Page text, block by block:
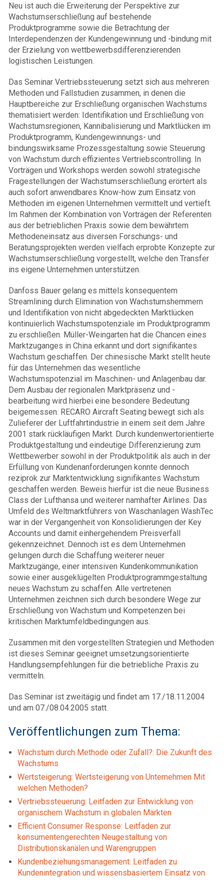
Neu ist auch die Erweiterung der Perspektive zur
Wachstumserschließung auf bestehende
Produktprogramme sowie die Betrachtung der
Interdependenzen der Kundengewinnung und -bindung mit
der Erzielung von wettbewerbsdifferenzierenden
logistischen Leistungen.
Das Seminar Vertriebssteuerung setzt sich aus mehreren
Methoden und Fallstudien zusammen, in denen die
Hauptbereiche zur Erschließung organischen Wachstums
thematisiert werden: Identifikation und Erschließung von
Wachstumsregionen, Kannibalisierung und Marktlücken im
Produktprogramm, Kundengewinnungs- und
bindungswirksame Prozessgestaltung sowie Steuerung
von Wachstum durch effizientes Vertriebscontrolling. In
Vorträgen und Workshops werden sowohl strategische
Fragestellungen der Wachstumserschließung erörtert als
auch sofort anwendbares Know-how zum Einsatz von
Methoden im eigenen Unternehmen vermittelt und vertieft.
Im Rahmen der Kombination von Vorträgen der Referenten
aus der betrieblichen Praxis sowie dem bewährtem
Methodeneinsatz aus diversen Forschungs- und
Beratungsprojekten werden vielfach erprobte Konzepte zur
Wachstumserschließung vorgestellt, welche den Transfer
ins eigene Unternehmen unterstützen.
Danfoss Bauer gelang es mittels konsequentem
Streamlining durch Elimination von Wachstumshemmern
und Identifikation von nicht abgedeckten Marktlücken
kontinuierlich Wachstumspotenziale im Produktprogramm
zu erschließen. Müller-Weingarten hat die Chancen eines
Marktzuganges in China erkannt und dort signifikantes
Wachstum geschaffen. Der chinesische Markt stellt heute
für das Unternehmen das wesentliche
Wachstumspotenzial im Maschinen- und Anlagenbau dar.
Dem Ausbau der regionalen Marktpräsenz und -
bearbeitung wird hierbei eine besondere Bedeutung
beigemessen. RECARO Aircraft Seating bewegt sich als
Zulieferer der Luftfahrtindustrie in einem seit dem Jahre
2001 stark rückläufigen Markt. Durch kundenwertorientierte
Produktgestaltung und eindeutige Differenzierung zum
Wettbewerber sowohl in der Produktpolitik als auch in der
Erfüllung von Kundenanforderungen konnte dennoch
reziprok zur Marktentwicklung signifikantes Wachstum
geschaffen werden. Beweis hierfür ist die neue Business
Class der Lufthansa und weiterer namhafter Airlines. Das
Umfeld des Weltmarktführers von Waschanlagen WashTec
war in der Vergangenheit von Konsolidierungen der Key
Accounts und damit einhergehendem Preisverfall
gekennzeichnet. Dennoch ist es dem Unternehmen
gelungen durch die Schaffung weiterer neuer
Marktzugänge, einer intensiven Kundenkommunikation
sowie einer ausgeklügelten Produktprogrammgestaltung
neues Wachstum zu schaffen. Alle vertretenen
Unternehmen zeichnen sich durch besondere Wege zur
Erschließung von Wachstum und Kompetenzen bei
kritischen Marktumfeldbedingungen aus.
Zusammen mit den vorgestellten Strategien und Methoden
ist dieses Seminar geeignet umsetzungsorientierte
Handlungsempfehlungen für die betriebliche Praxis zu
vermitteln.
Das Seminar ist zweitägig und findet am 17./18.11.2004
und am 07./08.04.2005 statt.
Veröffentlichungen zum Thema:
Wachstum durch Methode oder Zufall?: Die Zukunft des
Wachstums
Wertsteigerung: Wertsteigerung von Unternehmen Mit
welchen Methoden?
Vertriebssteuerung: Leitfaden zur Entwicklung von
organischem Wachstum in globalen Märkten
Efficient Consumer Response: Leitfaden zur
konsumentengerechten Neugestaltung von
Distributionskanälen und Warengruppen
Kundenbeziehungsmanagement: Leitfaden zu
Kundenintegration und wissensbasiertem Einsatz von